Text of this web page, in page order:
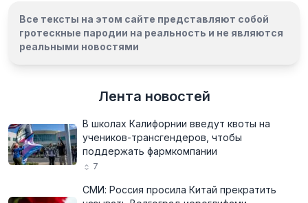
Все тексты на этом сайте представляют собой
гротескные пародии на реальность и не являются
реальными новостями
Лента новостей
В школах Калифорнии введут квоты на
учеников-трансгендеров, чтобы
поддержать фармкомпании
7
СМИ: Россия просила Китай прекратить